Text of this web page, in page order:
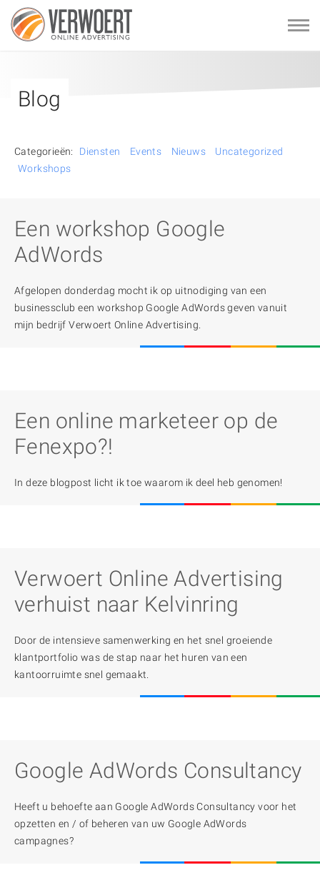
Blog
Categorieën: Diensten Events Nieuws
Uncategorized
Workshops
Een workshop Google
AdWords
Afgelopen donderdag mocht ik op uitnodiging van een
businessclub een workshop Google AdWords geven vanuit
mijn bedrijf Verwoert Online Advertising.
Een online marketeer op de
Fenexpo?!
In deze blogpost licht ik toe waarom ik deel heb genomen!
Verwoert Online Advertising
verhuist naar Kelvinring
Door de intensieve samenwerking en het snel groeiende
klantportfolio was de stap naar het huren van een
kantoorruimte snel gemaakt.
Google AdWords Consultancy
Heeft u behoefte aan Google AdWords Consultancy voor het
opzetten en / of beheren van uw Google AdWords
campagnes?